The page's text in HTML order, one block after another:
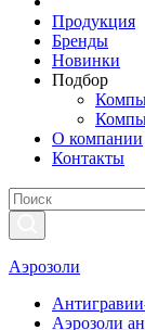
Продукция
Бренды
Новинки
Подбор
О компании
Контакты
Аэрозоли
Аэрозоли